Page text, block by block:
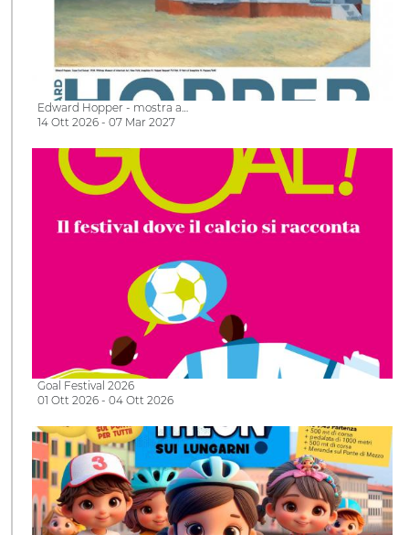
Edward Hopper - mostra a…
14 Ott 2026 - 07 Mar 2027
Goal Festival 2026
01 Ott 2026 - 04 Ott 2026